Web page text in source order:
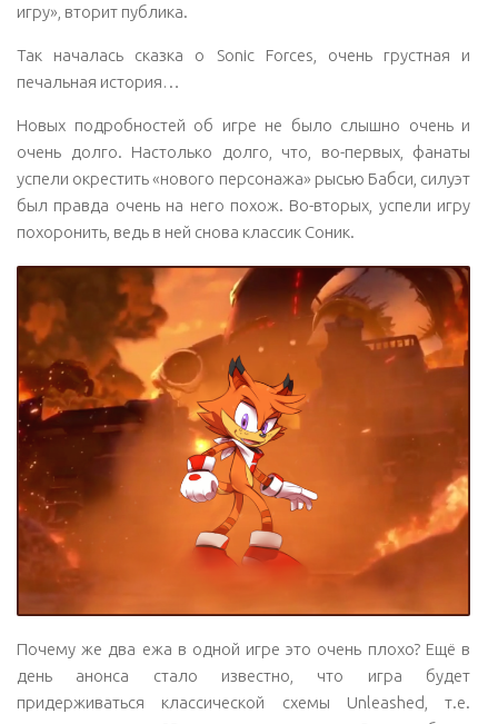
игру», вторит публика.
Так началась сказка о Sonic Forces, очень грустная и
печальная история…
Новых подробностей об игре не было слышно очень и
очень долго. Настолько долго, что, во-первых, фанаты
успели окрестить «нового персонажа» рысью Бабси, силуэт
был правда очень на него похож. Во-вторых, успели игру
похоронить, ведь в ней снова классик Соник.
Почему же два ежа в одной игре это очень плохо? Ещё в
день анонса стало известно, что игра будет
придерживаться классической схемы Unleashed, т.е.